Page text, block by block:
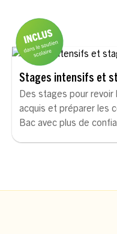
Stages intensifs et
Des stages pour
acquis et préparer les
Bac avec plus de